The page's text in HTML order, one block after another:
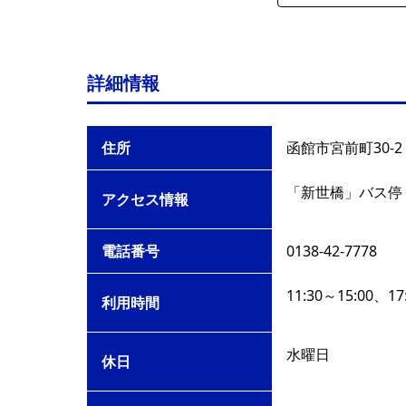
詳細情報
住所 函館市宮前町30-2
アクセス情報 「新世橋」バス
電話番号 0138-42-7778
利用時間 11:30～15:00、
休日 水曜日